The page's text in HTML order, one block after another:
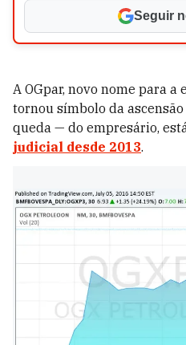
Seguir
A OGpar, novo nome para a
tornou símbolo da
queda — do empresário,
judicial desde 2013.